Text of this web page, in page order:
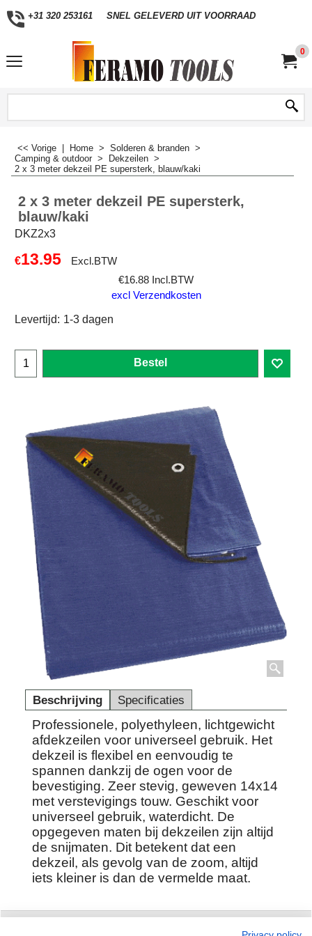
+31 320 253161 SNEL GELEVERD UIT VOORRAAD
0
<< Vorige Home > Solderen & branden >
Camping & outdoor > Dekzeilen >
2 x 3 meter dekzeil PE supersterk, blauw/kaki
2 x 3 meter dekzeil PE supersterk,
blauw/kaki
DKZ2x3
€13.95
Excl.BTW
€16.88 Incl.BTW
excl Verzendkosten
Levertijd: 1-3 dagen
Bestel
Beschrijving Specificaties
Professionele, polyethyleen, lichtgewicht
afdekzeilen voor universeel gebruik. Het
dekzeil is flexibel en eenvoudig te
spannen dankzij de ogen voor de
bevestiging. Zeer stevig, geweven 14x14
met verstevigings touw. Geschikt voor
universeel gebruik, waterdicht. De
opgegeven maten bij dekzeilen zijn altijd
de snijmaten. Dit betekent dat een
dekzeil, als gevolg van de zoom, altijd
iets kleiner is dan de vermelde maat.